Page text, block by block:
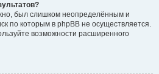
был слишком неопределённым и
по которым в phpBB не осуществляется.
возможности расширенного